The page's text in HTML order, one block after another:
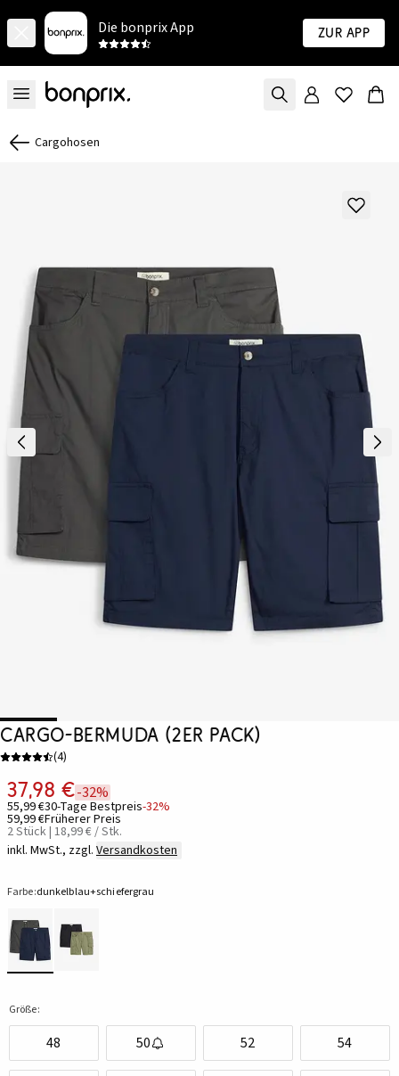
Die bonprix App Zur App
Cargohosen
Cargo-Bermuda (2er Pack)
(4)
37,98 €-32%
55,99 €30-Tage Bestpreis-32%
59,99 €Früherer Preis
2 Stück | 18,99 € / Stk.
inkl. MwSt., zzgl. Versandkosten
Farbe:dunkelblau+schiefergrau
Größe:
48 50 52 54